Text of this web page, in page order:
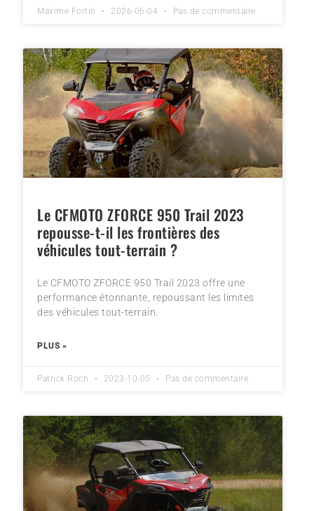
Maxime Fortin 2026-06-04 Pas de commentaire
Le CFMOTO ZFORCE 950 Trail 2023
repousse-t-il les frontières des
véhicules tout-terrain ?
Le CFMOTO ZFORCE 950 Trail 2023 offre une
performance étonnante, repoussant les limites
des véhicules tout-terrain.
PLUS »
Patrick Roch 2023-10-05 Pas de commentaire